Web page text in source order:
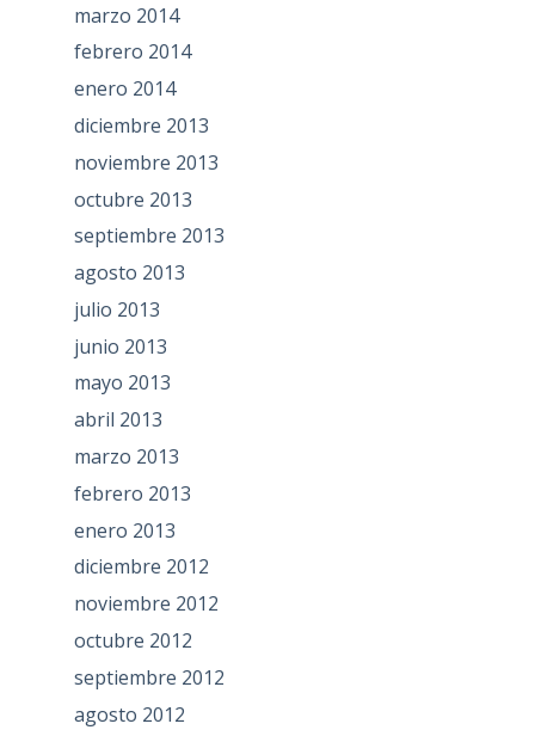
marzo 2014
febrero 2014
enero 2014
diciembre 2013
noviembre 2013
octubre 2013
septiembre 2013
agosto 2013
julio 2013
junio 2013
mayo 2013
abril 2013
marzo 2013
febrero 2013
enero 2013
diciembre 2012
noviembre 2012
octubre 2012
septiembre 2012
agosto 2012